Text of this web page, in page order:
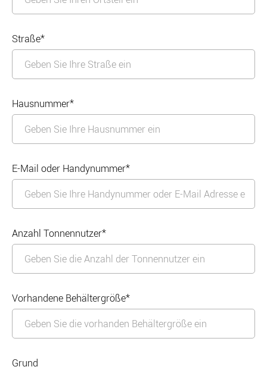
Straße*
Hausnummer*
E-Mail oder Handynummer*
Anzahl Tonnennutzer*
Vorhandene Behältergröße*
Grund